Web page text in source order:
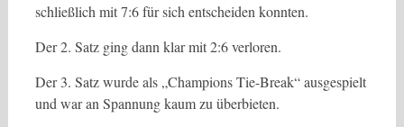
schließlich mit 7:6 für sich entscheiden konnten.
Der 2. Satz ging dann klar mit 2:6 verloren.
Der 3. Satz wurde als „Champions Tie-Break“ ausgespielt
und war an Spannung kaum zu überbieten.